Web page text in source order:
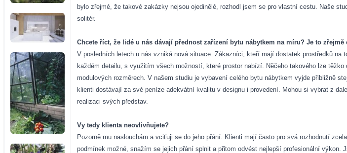
bylo zřejmé, že takové zakázky nejsou ojedinělé, rozhodl jsem se pro vlastní cestu. Naše
solitér.
Chcete říct, že lidé u nás dávají přednost zařízení bytu nábytkem na míru? Je to
V posledních letech u nás vzniká nová situace. Zákazníci, kteří mají dostatek prostředků
každém detailu, s využitím všech možností, které prostor nabízí. Něčeho takového lze
modulových rozměrech. V našem studiu je vybavení celého bytu nábytkem vyjde přibližně
klienti dostávají za své peníze adekvátní kvalitu v designu i provedení. Mohou si vybrat z
realizaci svých představ.
Vy tedy klienta neovlivňujete?
Pozorně mu naslouchám a vciťuji se do jeho přání. Klienti mají často pro svá rozhodnutí
podmínek možné, snažím se jejich přání splnit a přitom odvést nejlepší profesionální